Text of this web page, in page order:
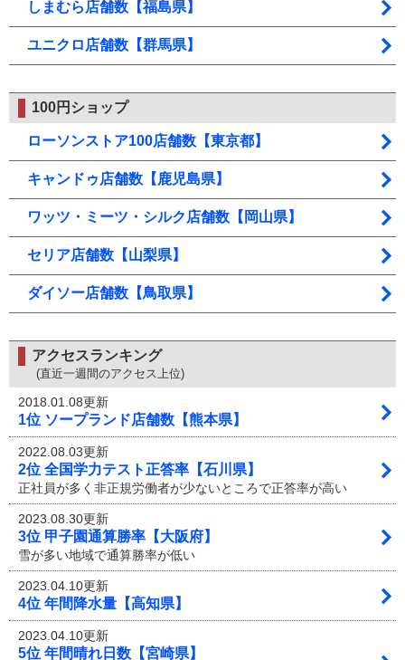
しまむら店舗数【福島県】
ユニクロ店舗数【群馬県】
100円ショップ
ローソンストア100店舗数【東京都】
キャンドゥ店舗数【鹿児島県】
ワッツ・ミーツ・シルク店舗数【岡山県】
セリア店舗数【山梨県】
ダイソー店舗数【鳥取県】
アクセスランキング
(直近一週間のアクセス上位)
2018.01.08更新
1位 ソープランド店舗数【熊本県】
2022.08.03更新
2位 全国学力テスト正答率【石川県】
正社員が多く非正規労働者が少ないところで正答率が高い
2023.08.30更新
3位 甲子園通算勝率【大阪府】
雪が多い地域で通算勝率が低い
2023.04.10更新
4位 年間降水量【高知県】
2023.04.10更新
5位 年間晴れ日数【宮崎県】